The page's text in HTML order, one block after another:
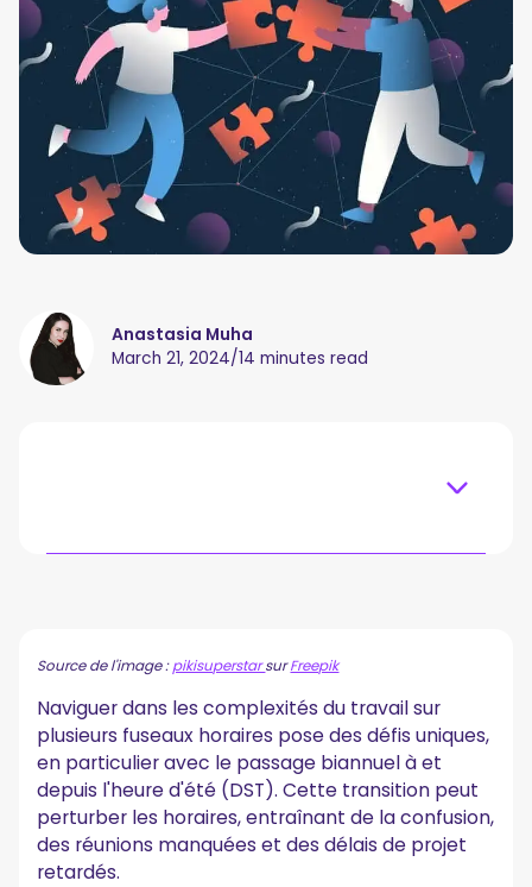
Anastasia Muha
March 21, 2024/14 minutes read
Comment un planificateur de réunion par fuseau
horaire peut-il aider ?
Comment passer à et à partir du DST en utilisant un
planificateur de réunion par fuseau horaire
1. Considérer les besoins et préférences uniques
2. Sélectionner un planificateur d'horloge mondiale robuste
par fuseau horaire
3. Initier la configuration du compte
Source de l'image :pikisuperstarsurFreepik
Naviguer dans les complexités du travail sur
plusieurs fuseaux horaires pose des défis uniques,
en particulier avec le passage biannuel à et
depuis l'heure d'été (DST). Cette transition peut
perturber les horaires, entraînant de la confusion,
des réunions manquées et des délais de projet
retardés.